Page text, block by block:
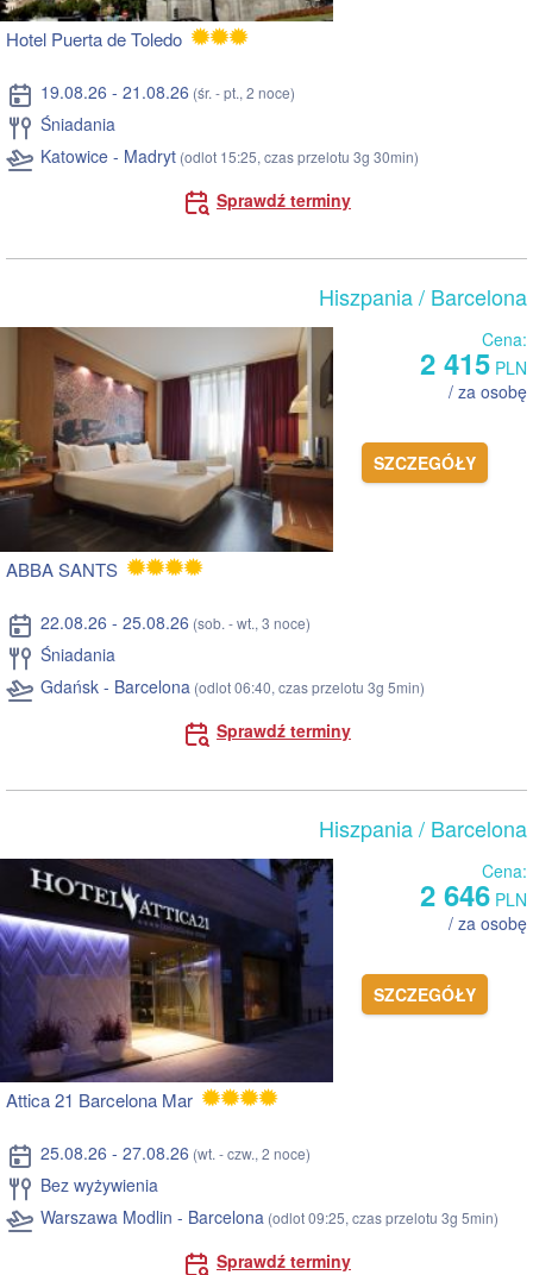
Hotel Puerta de Toledo
19.08.26 - 21.08.26 (śr. - pt., 2 noce)
Śniadania
Katowice - Madryt (odlot 15:25, czas przelotu 3g 30min)
Sprawdź terminy
Hiszpania/ Barcelona
Cena:
2 415 PLN
/ za osobę
SZCZEGÓŁY
ABBA SANTS
22.08.26 - 25.08.26 (sob. - wt., 3 noce)
Śniadania
Gdańsk - Barcelona (odlot 06:40, czas przelotu 3g 5min)
Sprawdź terminy
Hiszpania/ Barcelona
Cena:
2 646 PLN
/ za osobę
SZCZEGÓŁY
Attica 21 Barcelona Mar
25.08.26 - 27.08.26 (wt. - czw., 2 noce)
Bez wyżywienia
Warszawa Modlin - Barcelona (odlot 09:25, czas przelotu 3g 5min)
Sprawdź terminy